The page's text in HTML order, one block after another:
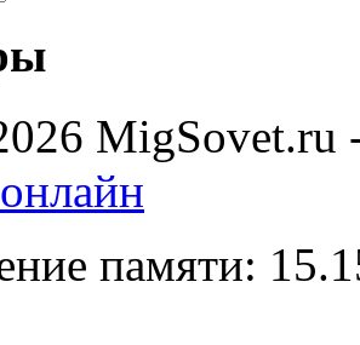
MigSovet.ru
памяти: